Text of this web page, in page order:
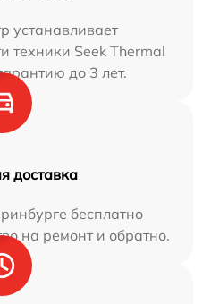
устанавливает
техники Seek Thermal
до 3 лет.
доставка
бесплатно
на ремонт и обратно.